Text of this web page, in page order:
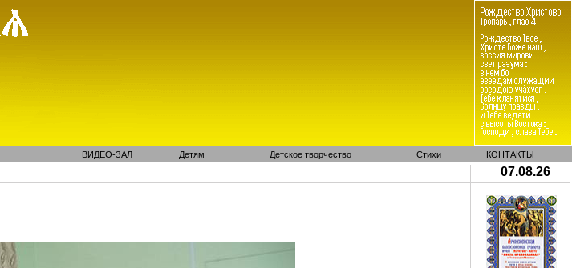
ВИДЕО-ЗАЛ Детям Детское творчество Стихи КОНТАКТЫ
07.08.26